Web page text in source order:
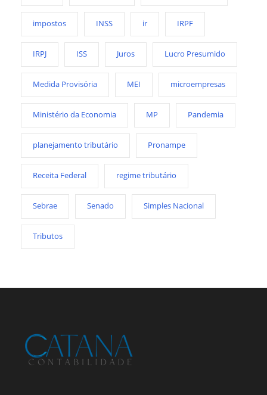
impostos INSS ir IRPF
IRPJ ISS Juros Lucro Presumido
Medida Provisória MEI microempresas
Ministério da Economia MP Pandemia
planejamento tributário Pronampe
Receita Federal regime tributário
Sebrae Senado Simples Nacional
Tributos